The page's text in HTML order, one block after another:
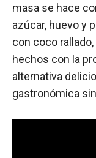
masa se hace
azúcar, huevo y
con coco
hechos con la
alternativa
gastronómica